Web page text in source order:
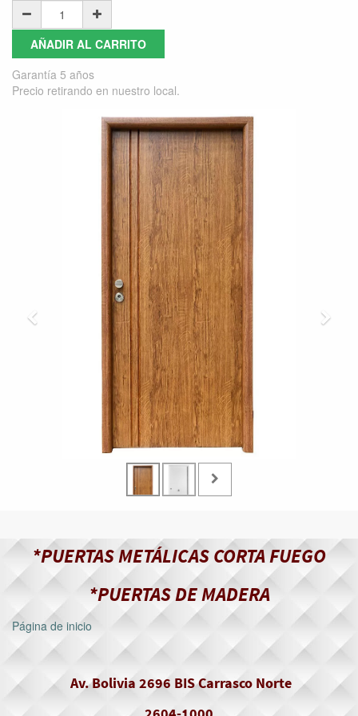
AÑADIR AL CARRITO
Garantía 5 años
Precio retirando en nuestro local.
*PUERTAS METÁLICAS CORTA FUEGO
*PUERTAS DE MADERA
Página de inicio
Av. Bolivia 2696 BIS Carrasco Norte